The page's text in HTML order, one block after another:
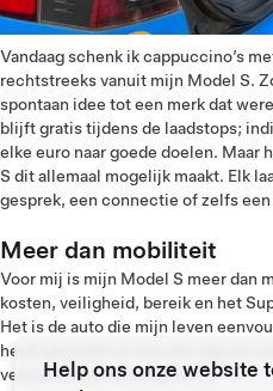
Vandaag schenk ik cappuccino’s
rechtstreeks vanuit mijn Model S.
spontaan idee tot een merk dat
blijft gratis tijdens de laadstops;
elke euro naar goede doelen. Maar
S dit allemaal mogelijk maakt. Elk
gesprek, een connectie of zelfs
Meer dan mobiliteit
Voor mij is mijn Model S meer dan
kosten, veiligheid, bereik en het
Het is de auto die mijn leven
heeft gemaakt en me elke dag de
vertrouwen onderweg te zijn.
Help ons onze website